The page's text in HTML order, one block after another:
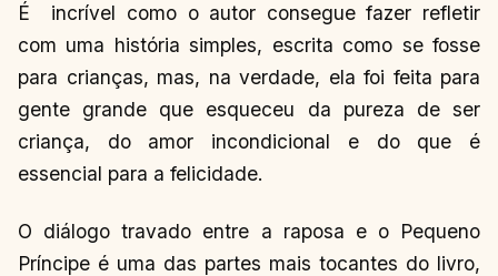
É incrível como o autor consegue fazer refletir
com uma história simples, escrita como se fosse
para crianças, mas, na verdade, ela foi feita para
gente grande que esqueceu da pureza de ser
criança, do amor incondicional e do que é
essencial para a felicidade.
O diálogo travado entre a raposa e o Pequeno
Príncipe é uma das partes mais tocantes do livro,